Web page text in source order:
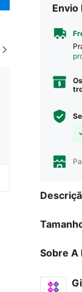
Envio
Sobre A